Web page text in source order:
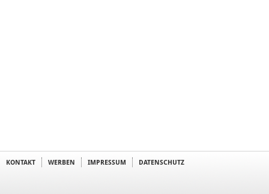
KONTAKT WERBEN IMPRESSUM DATENSCHUTZ